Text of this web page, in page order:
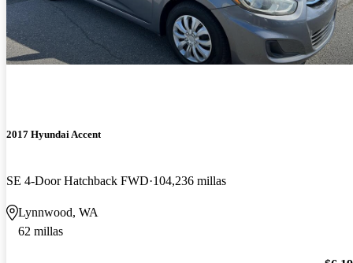
2017 Hyundai Accent
SE 4-Door Hatchback FWD 104,236 millas
Lynnwood, WA
62 millas